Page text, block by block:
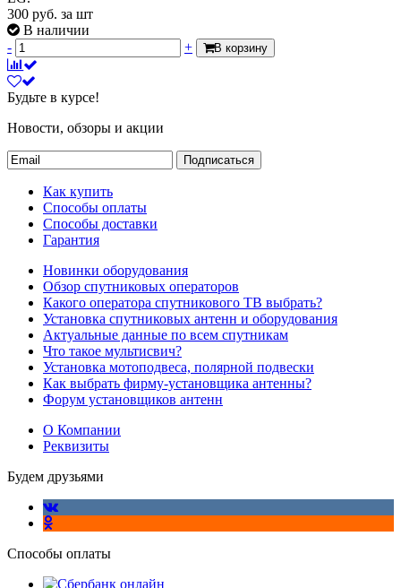
300 руб. за шт
В наличии
-
+ В корзину
Будьте в курсе!
Новости, обзоры и акции
Подписаться
Как купить
Способы оплаты
Способы доставки
Гарантия
Новинки оборудования
Обзор спутниковых операторов
Какого оператора спутникового ТВ выбрать?
Установка спутниковых антенн и оборудования
Актуальные данные по всем спутникам
Что такое мультисвич?
Установка мотоподвеса, полярной подвески
Как выбрать фирму-установщика антенны?
Форум установщиков антенн
О Компании
Реквизиты
Будем друзьями
Способы оплаты